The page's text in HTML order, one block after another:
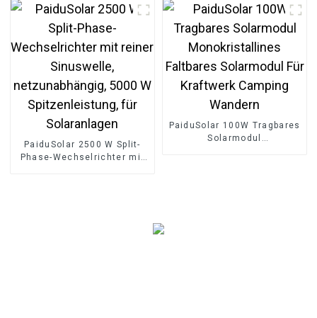
Solarenergiespeicher
PaiduSolar 2500 W Split-
Phase-Wechselrichter mit
PaiduSolar 100W Tragbares
Solarmodul